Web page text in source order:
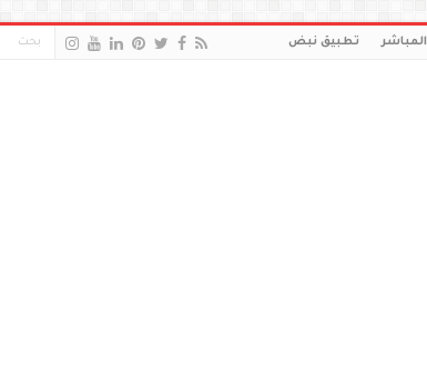
المباشر تطبيق نبض